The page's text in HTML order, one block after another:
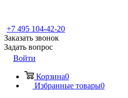
+7 495 104-42-20
Заказать звонок
Задать вопрос
Войти
Корзина0
Избранные товары0